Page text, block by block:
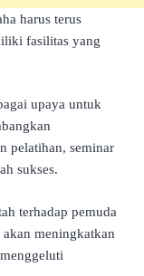
harus terus
fasilitas yang
upaya untuk
pelatihan, seminar
sukses.
terhadap pemuda
meningkatkan